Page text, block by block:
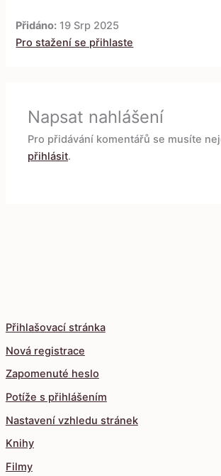
Přihlašovací stránka
Nová registrace
Zapomenuté heslo
Potíže s přihlášením
Nastavení vzhledu stránek
Knihy
Filmy
Přidáno: 19 Srp 2025
Pro stažení se přihlaste
Napsat nahlášení
Pro přidávání komentářů se musíte
přihlásit.